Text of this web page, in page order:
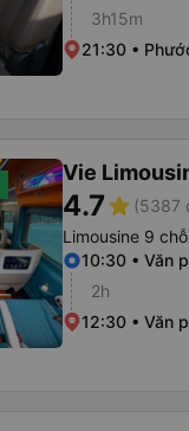
3h15m
21:30 •
Vie
4.7star (5387
Limousine 9 chỗ
10:30 • Văn
2h
12:30 • Văn